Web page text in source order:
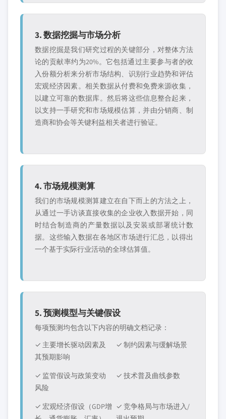
3. 数据挖掘与市场分析
数据挖掘是我们研究过程的关键部分，对整体方法
论的贡献率约为20%。它包括通过主要参与者的收
入份额分析来分析市场结构、识别行业趋势和评估
宏观经济因素。相关数据从付费和免费来源收集，
以建立可靠的数据库。然后将这些信息整合起来，
以支持一手研究和市场规模估算，并由分销商、制
造商和协会等关键利益相关者进行验证。
4. 市场规模测算
我们的市场规模测算建立在自下而上的方法之上，
从通过一手访谈直接收集的企业收入数据开始，同
时结合制造商的产量数据以及安装或部署统计数
据。这些输入数据在各地区市场进行汇总，以得出
一个基于实际行业活动的全球估算值。
5. 预测模型与关键假设
每项预测均包含以下内容的明确文档记录：
✓ 主要增长驱动因素及
其预期影响
✓ 制约因素与缓解场景
✓ 监管假设与政策变动
风险
✓ 技术普及曲线参数
✓ 宏观经济假设（GDP增 ✓ 竞争格局与市场进入/